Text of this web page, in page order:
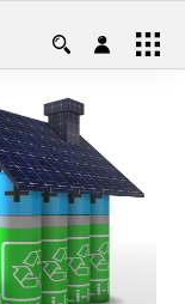
control total
Cont nou